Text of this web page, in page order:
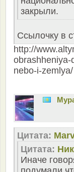
закрыли.
Ссылочку в
http://
obrashheniya-
nebo-i-zemlya/
Цитата:
Цитата:
Иначе